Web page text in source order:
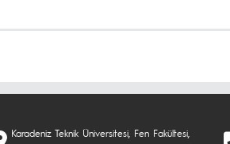
Karadeniz Teknik Üniversitesi, Fen Fakültesi,